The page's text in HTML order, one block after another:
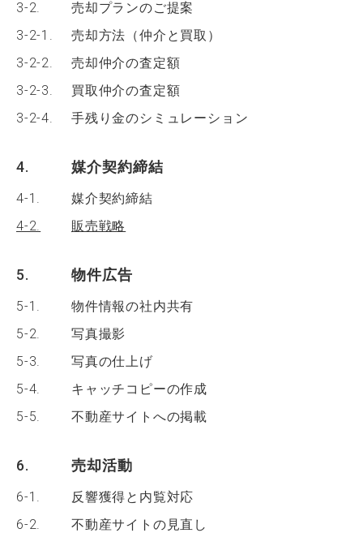
3-2.
売却プランのご提案
3-2-1.
売却方法（仲介と買取）
3-2-2.
売却仲介の査定額
3-2-3.
買取仲介の査定額
3-2-4.
手残り金のシミュレーション
4. 媒介契約締結
4-1.
媒介契約締結
4-2.
販売戦略
5. 物件広告
5-1.
物件情報の社内共有
5-2.
写真撮影
5-3.
写真の仕上げ
5-4.
キャッチコピーの作成
5-5.
不動産サイトへの掲載
6. 売却活動
6-1.
反響獲得と内覧対応
6-2.
不動産サイトの見直し